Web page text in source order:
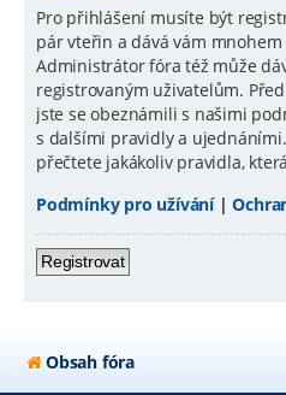
Pro přihlášení musíte být
pár vteřin a dává vám
Administrátor fóra též může
registrovaným uživatelům.
jste se obeznámili s našimi
s dalšími pravidly a
přečtete jakákoliv pravidla,
Podmínky pro užívání|
Registrovat
Obsah fóra